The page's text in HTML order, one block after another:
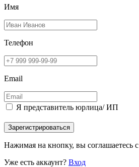
Имя
Телефон
Email
Я представитель юрлица/ ИП
Зарегистрироваться
Нажимая на кнопку, вы соглашаетесь с
Уже есть аккаунт? Вход